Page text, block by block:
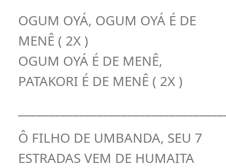
OGUM OYÁ, OGUM OYÁ É DE
MENÊ ( 2X )
OGUM OYÁ É DE MENÊ,
PATAKORI É DE MENÊ ( 2X )
Ô FILHO DE UMBANDA, SEU 7
ESTRADAS VEM DE HUMAITA